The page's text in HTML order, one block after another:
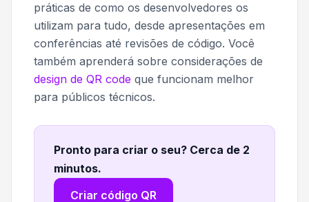
práticas de como os desenvolvedores os
utilizam para tudo, desde apresentações em
conferências até revisões de código. Você
também aprenderá sobre considerações de
design de QR code que funcionam melhor
para públicos técnicos.
Pronto para criar o seu? Cerca de 2
minutos.
Criar código QR